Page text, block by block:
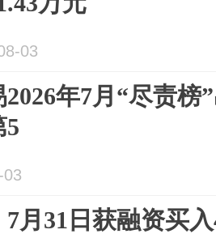
03
年7月“尽责榜
5
月31日获融资买